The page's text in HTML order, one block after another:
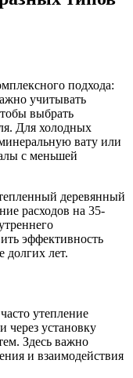
подхода:
учитывать
выбрать
Для холодных
вату или
с меньшей
деревянный
расходов на 35-
эффективность
долгих лет.
утепление
через установку
Здесь важно
и взаимодействия